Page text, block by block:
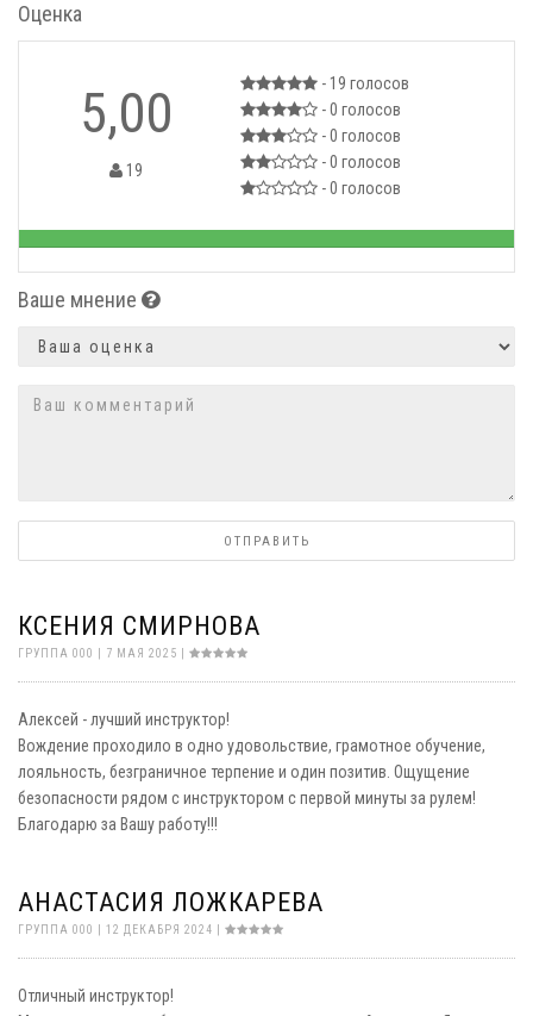
Оценка
5,00
19
- 19 голосов
- 0 голосов
- 0 голосов
- 0 голосов
- 0 голосов
Ваше мнение
Оценка
Комментарий
ОТПРАВИТЬ
КСЕНИЯ СМИРНОВА
ГРУППА 000 | 7 МАЯ 2025 |
Алексей - лучший инструктор!
Вождение проходило в одно удовольствие, грамотное обучение,
лояльность, безграничное терпение и один позитив. Ощущение
безопасности рядом с инструктором с первой минуты за рулем!
Благодарю за Вашу работу!!!
АНАСТАСИЯ ЛОЖКАРЕВА
ГРУППА 000 | 12 ДЕКАБРЯ 2024 |
Отличный инструктор!